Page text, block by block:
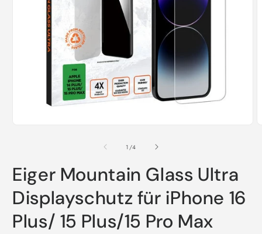
1 /von
4
Eiger Mountain Glass Ultra
Displayschutz für iPhone 16
Plus/ 15 Plus/15 Pro Max